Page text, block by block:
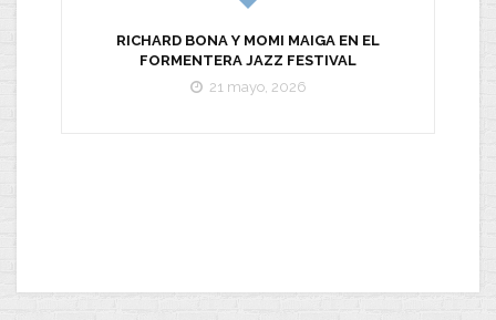
RICHARD BONA Y MOMI MAIGA EN EL
FORMENTERA JAZZ FESTIVAL
21 mayo, 2026